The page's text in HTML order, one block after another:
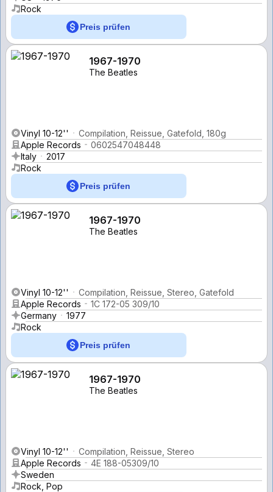
Rock
Preis prüfen
1967-1970
The Beatles
Vinyl 10-12''
Compilation, Reissue, Gatefold, 180g
Apple Records
0602547048448
Italy
2017
Rock
Preis prüfen
1967-1970
The Beatles
Vinyl 10-12''
Compilation, Reissue, Stereo, Gatefold
Apple Records
1C 172-05 309/10
Germany
1977
Rock
Preis prüfen
1967-1970
The Beatles
Vinyl 10-12''
Compilation, Reissue, Stereo
Apple Records
4E 188-05309/10
Sweden
Rock, Pop